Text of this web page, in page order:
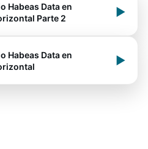
Habeas Data en
Parte 2
▶
Habeas Data en
▶